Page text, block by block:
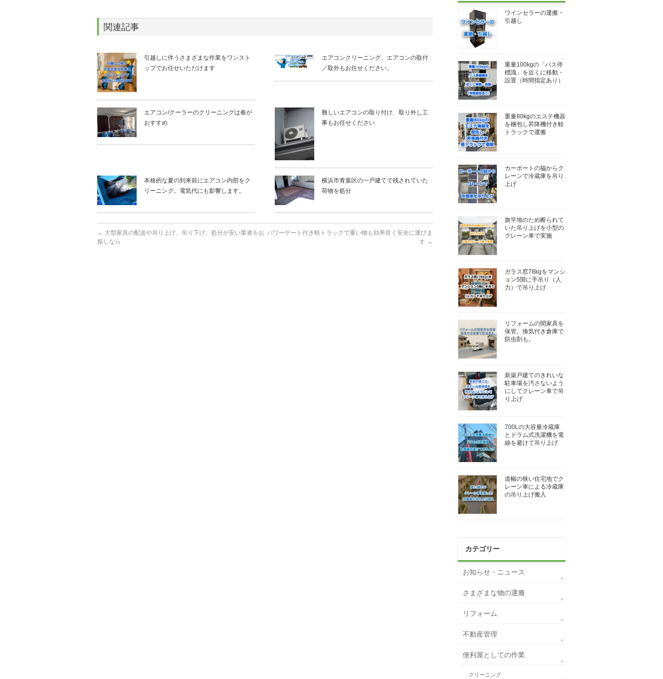
関連記事
引越しに伴うさまざまな作業をワンスト
ップでお任せいただけます
エアコンクリーニング、エアコンの取付
／取外もお任せください。
エアコン/クーラーのクリーニングは春が
おすすめ
難しいエアコンの取り付け、取り外し工
事もお任せください
本格的な夏の到来前にエアコン内部をク
リーニング。電気代にも影響します。
横浜市青葉区の一戸建てで残されていた
荷物を処分
← 大型家具の配送や吊り上げ、吊り下げ、処分が安い業者をお
探しなら
パワーゲート付き軽トラックで重い物も効率良く安全に運びま
す →
ワインセラーの運搬・
引越し
重量100kgの「バス停
標識」を近くに移動・
設置（時間指定あり）
重量80kgのエステ機器
を梱包し昇降機付き軽
トラックで運搬
カーポートの脇からク
レーンで冷蔵庫を吊り
上げ
旗竿地のため断られて
いた吊り上げを小型の
クレーン車で実施
ガラス窓78kgをマンシ
ョン5階に手吊り（人
力）で吊り上げ
リフォームの間家具を
保管。換気付き倉庫で
防虫剤も。
新築戸建てのきれいな
駐車場を汚さないよう
にしてクレーン車で吊
り上げ
700Lの大容量冷蔵庫
とドラム式洗濯機を電
線を避けて吊り上げ
道幅の狭い住宅地でク
レーン車による冷蔵庫
の吊り上げ搬入
カテゴリー
お知らせ・ニュース
さまざまな物の運搬
リフォーム
不動産管理
便利屋としての作業
クリーニング